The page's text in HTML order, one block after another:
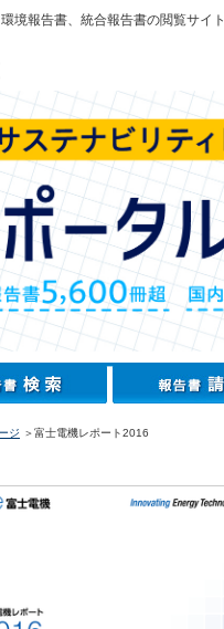
境報告書、統合報告書の閲覧サイト
ジ ＞富士電機レポート2016